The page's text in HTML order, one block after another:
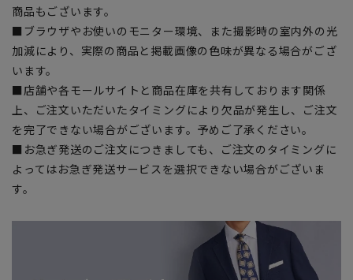
商品もございます。
■ブラウザやお使いのモニター環境、また撮影時の室内外の光
加減により、実際の商品と掲載画像の色味が異なる場合がござ
います。
■店舗や各モールサイトと商品在庫を共有しております関係
上、ご注文いただいたタイミングにより欠品が発生し、ご注文
を完了できない場合がございます。予めご了承ください。
■お急ぎ発送のご注文につきましても、ご注文のタイミングに
よってはお急ぎ発送サービスを選択できない場合がございま
す。